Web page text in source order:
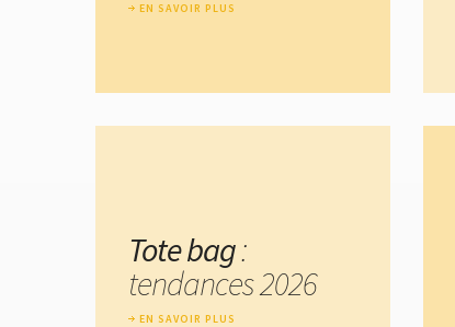
EN SAVOIR PLUS
Tote bag:
tendances 2026
EN SAVOIR PLUS